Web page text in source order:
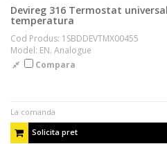
Devireg 316 Termostat
temperatura
Cod Produs: 1SBDDEVTMX00455
Model: EN. Analogue
Compara
La comanda
Solicita pret